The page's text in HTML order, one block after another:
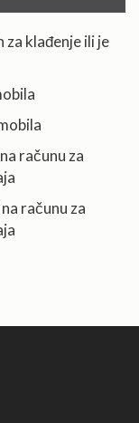
za klađenje ili je
računu za
računu za